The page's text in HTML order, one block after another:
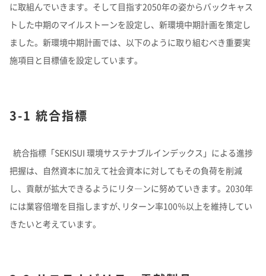
に取組んでいきます。そして目指す2050年の姿からバックキャス
トした中期のマイルストーンを設定し、新環境中期計画を策定し
ました。新環境中期計画では、以下のように取り組むべき重要実
施項目と目標値を設定しています。
3-1 統合指標
統合指標「SEKISUI 環境サステナブルインデックス」による進捗
把握は、自然資本に加えて社会資本に対してもその負荷を削減
し、貢献が拡大できるようにリタ―ンに努めていきます。2030年
には業容倍増を目指しますが､リターン率100％以上を維持してい
きたいと考えています。